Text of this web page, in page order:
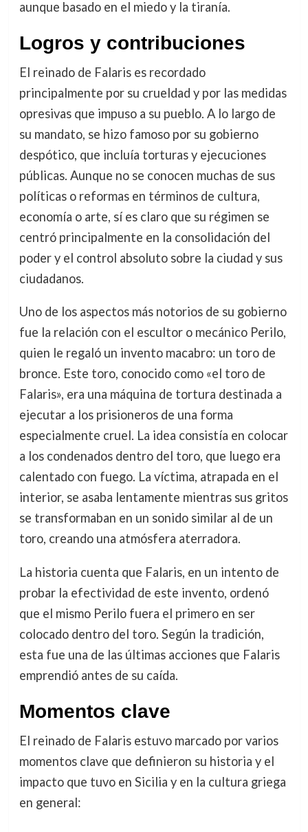
aunque basado en el miedo y la tiranía.
Logros y contribuciones
El reinado de Falaris es recordado
principalmente por su crueldad y por las medidas
opresivas que impuso a su pueblo. A lo largo de
su mandato, se hizo famoso por su gobierno
despótico, que incluía torturas y ejecuciones
públicas. Aunque no se conocen muchas de sus
políticas o reformas en términos de cultura,
economía o arte, sí es claro que su régimen se
centró principalmente en la consolidación del
poder y el control absoluto sobre la ciudad y sus
ciudadanos.
Uno de los aspectos más notorios de su gobierno
fue la relación con el escultor o mecánico Perilo,
quien le regaló un invento macabro: un toro de
bronce. Este toro, conocido como «el toro de
Falaris», era una máquina de tortura destinada a
ejecutar a los prisioneros de una forma
especialmente cruel. La idea consistía en colocar
a los condenados dentro del toro, que luego era
calentado con fuego. La víctima, atrapada en el
interior, se asaba lentamente mientras sus gritos
se transformaban en un sonido similar al de un
toro, creando una atmósfera aterradora.
La historia cuenta que Falaris, en un intento de
probar la efectividad de este invento, ordenó
que el mismo Perilo fuera el primero en ser
colocado dentro del toro. Según la tradición,
esta fue una de las últimas acciones que Falaris
emprendió antes de su caída.
Momentos clave
El reinado de Falaris estuvo marcado por varios
momentos clave que definieron su historia y el
impacto que tuvo en Sicilia y en la cultura griega
en general: